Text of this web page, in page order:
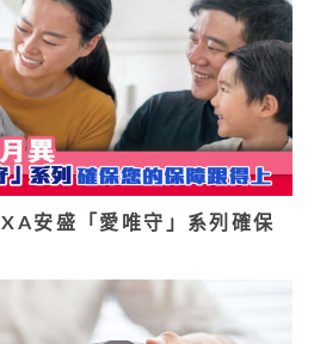
安盛「愛唯守」系列確保